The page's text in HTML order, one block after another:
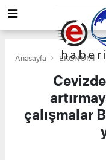
Anasayfa EKONOMİ
çalışmalar